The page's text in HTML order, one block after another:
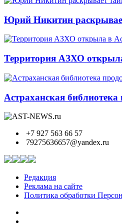
Юрий Никитин
Территория АЗХО
Астраханская
+7 927 563 66 57
79275636657@yandex.ru
Редакция
Реклама на сайте
Политика обработки